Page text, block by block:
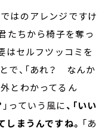
はのアレンジですけ
たちから椅子を奪っ
はセルフツッコミを
で、「あれ？ なんか
とわかってるん
」っていう風に、「いい
しまうんですね。 「あ